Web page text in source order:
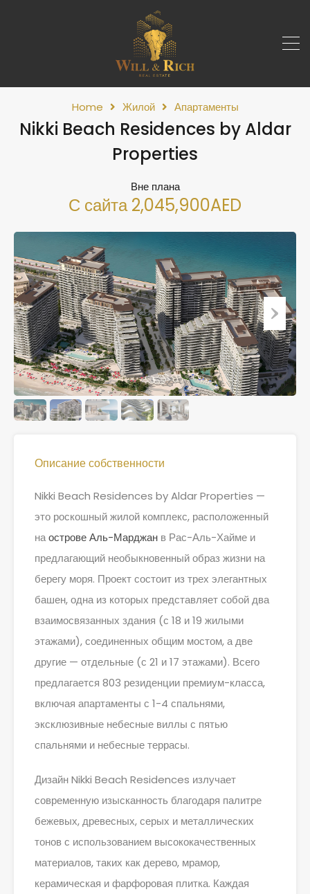
Home Жилой Апартаменты
Nikki Beach Residences by Aldar
Properties
Вне плана
С сайта 2,045,900AED
Описание собственности
Nikki Beach Residences by Aldar Properties —
это роскошный жилой комплекс, расположенный
наострове Аль-Марджан в Рас-Аль-Хайме и
предлагающий необыкновенный образ жизни на
берегу моря. Проект состоит из трех элегантных
башен, одна из которых представляет собой два
взаимосвязанных здания (с 18 и 19 жилыми
этажами), соединенных общим мостом, а две
другие — отдельные (с 21 и 17 этажами). Всего
предлагается 803 резиденции премиум-класса,
включая апартаменты с 1-4 спальнями,
эксклюзивные небесные виллы с пятью
спальнями и небесные террасы.
Дизайн Nikki Beach Residences излучает
современную изысканность благодаря палитре
бежевых, древесных, серых и металлических
тонов с использованием высококачественных
материалов, таких как дерево, мрамор,
керамическая и фарфоровая плитка. Каждая